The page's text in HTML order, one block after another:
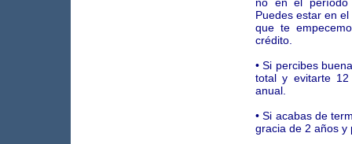
no en el
Puedes estar en
que te
crédito.
• Si percibes
total y evitarte 12
anual.
• Si acabas de
gracia de 2 años y